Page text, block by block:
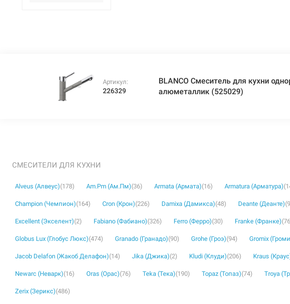
Артикул:
226329
BLANCO Смеситель для кухни
алюметаллик (525029)
СМЕСИТЕЛИ ДЛЯ КУХНИ
Alveus (Алвеус)(178) Am.Pm (Ам.Пм)(36) Armata (Армата)(16) Armatura (Арматура)
Champion (Чемпион)(164) Cron (Крон)(226) Damixa (Дамикса)(48) Deante (Деанте)
Excellent (Экселент)(2) Fabiano (Фабиано)(326) Ferro (Ферро)(30) Franke (Франке)
Globus Lux (Глобус Люкс)(474) Granado (Гранадо)(90) Grohe (Гроэ)(94) Gromix
Jacob Delafon (Жакоб Делафон)(14) Jika (Джика)(2) Kludi (Клуди)(206) Kraus
Newarc (Неварк)(16) Oras (Орас)(76) Teka (Тека)(190) Topaz (Топаз)(74) Troya
Zerix (Зерикс)(486)